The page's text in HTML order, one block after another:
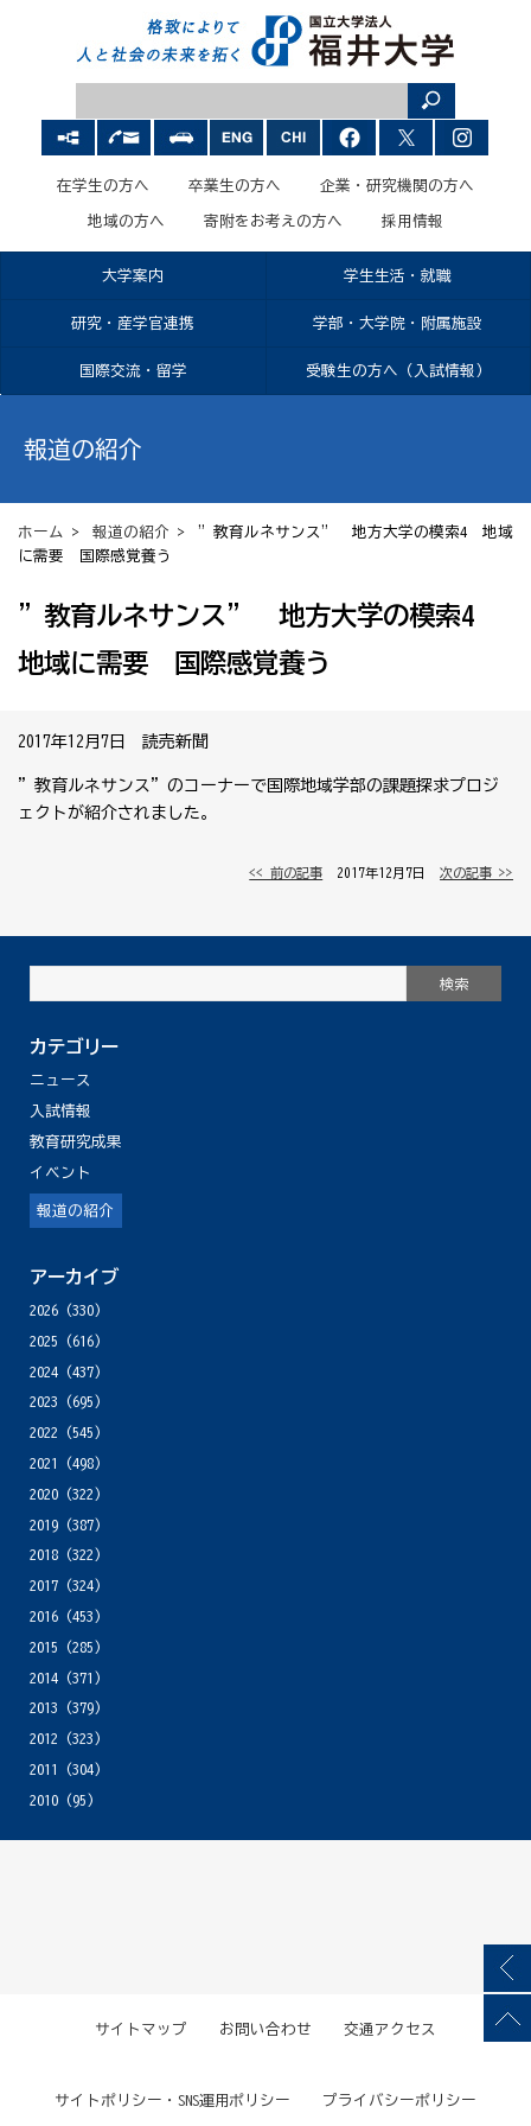
在学生の方へ 卒業生の方へ 企業・研究機関の方へ
地域の方へ 寄附をお考えの方へ 採用情報
大学案内 学生生活・就職
研究・産学官連携 学部・大学院・附属施設
国際交流・留学 受験生の方へ（入試情報）
報道の紹介
ホーム > 報道の紹介 > ”教育ルネサンス” 地方大学の模索4 地域
に需要 国際感覚養う
”教育ルネサンス” 地方大学の模索4
地域に需要 国際感覚養う
2017年12月7日 読売新聞
”教育ルネサンス”のコーナーで国際地域学部の課題探求プロジ
ェクトが紹介されました。
<< 前の記事 │ 2017年12月7日 │次の記事 >>
カテゴリー
ニュース
入試情報
教育研究成果
イベント
報道の紹介
アーカイブ
2026(330)
2025 (616)
2024(437)
2023 (695)
2022 (545)
2021
(498)
2020(322)
2019(387)
2018(322)
2017(324)
2016(453)
2015 (285)
2014(371)
2013 (379)
2012 (323)
2011
(304)
2010(95)
サイトマップ お問い合わせ 交通アクセス
サイトポリシー・SNS運用ポリシー プライバシーポリシー